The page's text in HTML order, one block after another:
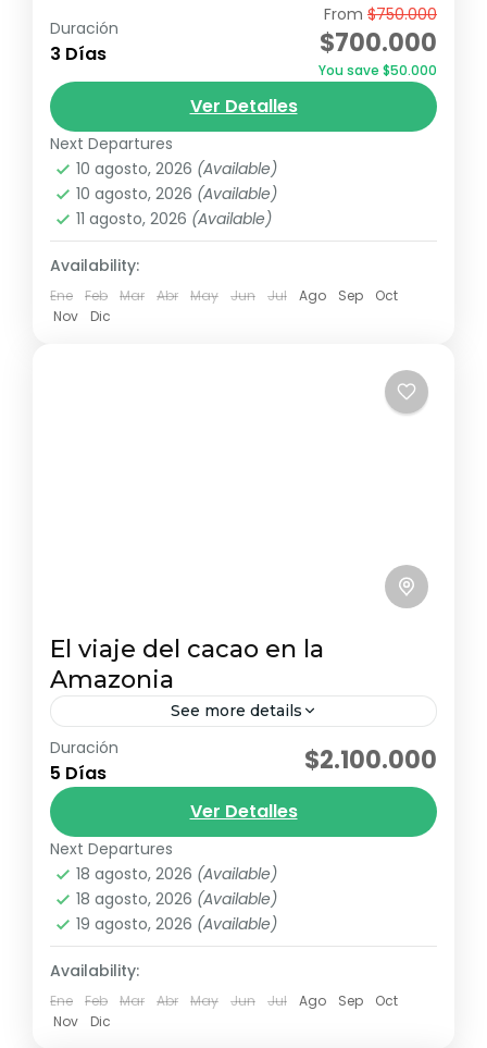
Este recorrido ofrece una experiencia
completa de la belleza natural y la riqueza
cultural de Orito, Putumayo, permitiendo a
los visitantes conectarse con la
naturaleza...
Finca Ecoturística Selva Orito
Ruta Chocolate
Medio
2 Personas
Duración
3 Días
From $750.000
$700.000
You save $50.000
Ver Detalles
Next Departures
10 agosto, 2026 (Available)
10 agosto, 2026 (Available)
11 agosto, 2026 (Available)
Availability:
Ene Feb Mar Abr May Jun Jul Ago Sep
Oct
Nov
Dic
El viaje del cacao en la
Amazonia
See more details
En Orito, Putumayo, se encuentra una de
las mejores experiencias bioculturales
amazónicas en torno al sabor y el aroma
del cacao: el Sendero Sociocultural del...
Ruta Chocolate
Fácil
4 Personas
Duración
5 Días $2.100.000
Ver Detalles
Next Departures
18 agosto, 2026 (Available)
18 agosto, 2026 (Available)
19 agosto, 2026 (Available)
Availability:
Ene Feb Mar Abr May Jun Jul Ago Sep
Oct
Nov
Dic